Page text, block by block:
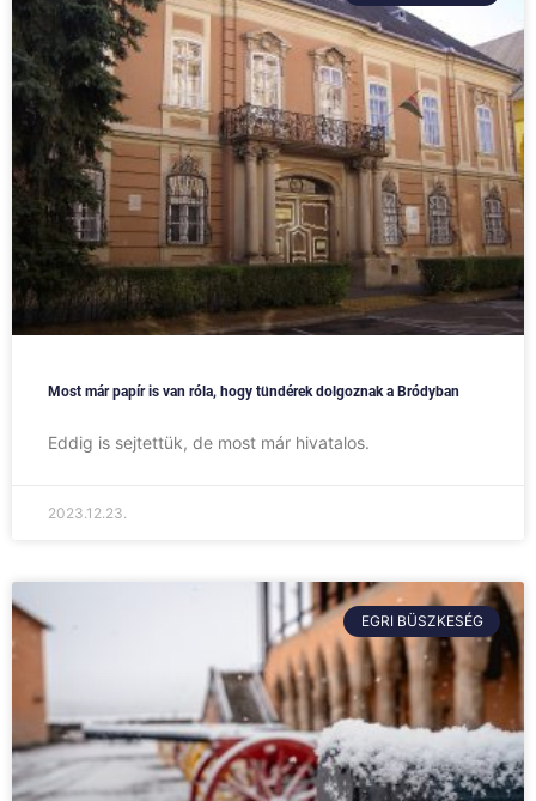
Most már papír is van róla, hogy tündérek dolgoznak a Bródyban
Eddig is sejtettük, de most már hivatalos.
2023.12.23.
EGRI BÜSZKESÉG